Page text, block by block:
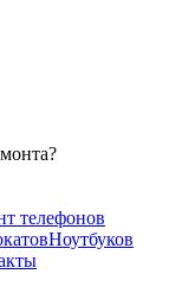
телефонов
Ноутбуков